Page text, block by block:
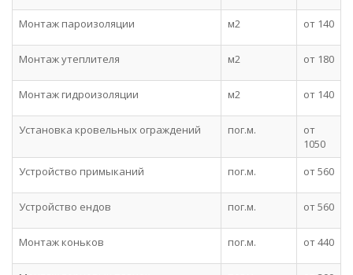
Монтаж пароизоляции м2 от 140
Монтаж утеплителя м2 от 180
Монтаж гидроизоляции м2 от 140
Установка кровельных ограждений пог.м.
от
1050
Устройство примыканий
пог.м. от 560
Устройство ендов пог.м. от 560
Монтаж коньков пог.м. от 440